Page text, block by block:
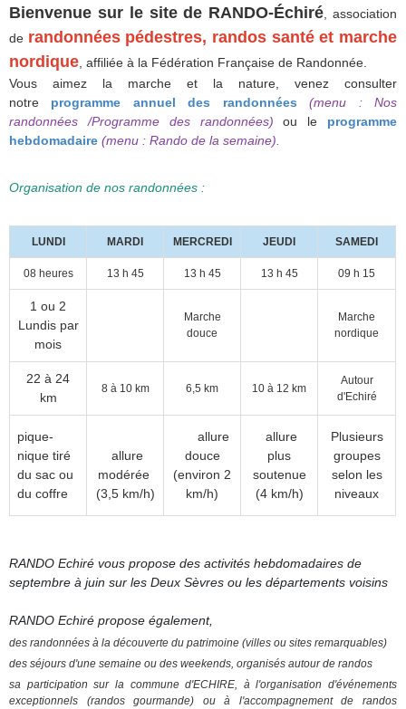
Bienvenue sur le site de RANDO-Échiré , association
de randonnées pédestres, randos santé et marche
nordique , affiliée à la Fédération Française de Randonnée.
Vous aimez la marche et la nature, venez consulter
notre programme annuel des randonnées(menu : Nos
randonnées /Programme des randonnées)ou le programme
hebdomadaire (menu : Rando de la semaine).
Organisation de nos randonnées :
LUNDI MARDI MERCREDI JEUDI SAMEDI
08 heures 13 h 45 13 h 45 13 h 45 09 h 15
1 ou 2
Lundis par
mois
Marche
douce
Marche
nordique
22 à 24
km
8 à 10 km 6,5 km 10 à 12 km
Autour
d'Echiré
pique-
nique tiré
du sac ou
du coffre
allure
modérée
(3,5 km/h)
allure
douce
(environ 2
km/h)
allure
plus
soutenue
(4 km/h)
Plusieurs
groupes
selon les
niveaux
RANDO Echiré vous propose des activités hebdomadaires de
septembre à juin sur les Deux Sèvres ou les départements voisins
RANDO Echiré propose également,
des randonnées à la découverte du patrimoine (villes ou sites remarquables)
des séjours d'une semaine ou des weekends, organisés autour de randos
sa participation sur la commune d'ECHIRE, à l'organisation d'événements
exceptionnels (randos gourmande) ou à l'accompagnement de randos